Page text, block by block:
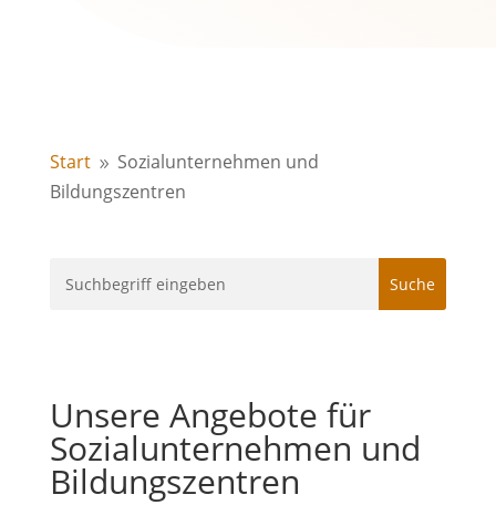
Start 9 Sozialunternehmen und
Bildungszentren
Unsere Angebote für
Sozialunternehmen und
Bildungszentren